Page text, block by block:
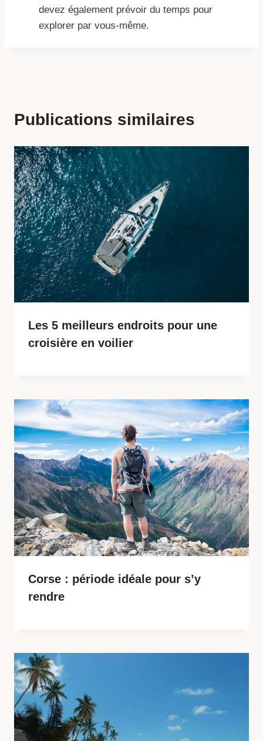
devez également prévoir du temps pour
explorer par vous-même.
Publications similaires
Les 5 meilleurs endroits pour une
croisière en voilier
Corse : période idéale pour s’y
rendre